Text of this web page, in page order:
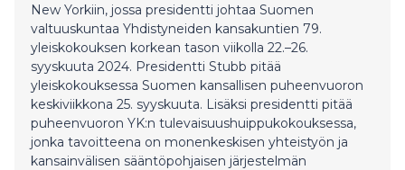
New Yorkiin, jossa presidentti johtaa Suomen
valtuuskuntaa Yhdistyneiden kansakuntien 79.
yleiskokouksen korkean tason viikolla 22.–26.
syyskuuta 2024. Presidentti Stubb pitää
yleiskokouksessa Suomen kansallisen puheenvuoron
keskiviikkona 25. syyskuuta. Lisäksi presidentti pitää
puheenvuoron YK:n tulevaisuushuippukokouksessa,
jonka tavoitteena on monenkeskisen yhteistyön ja
kansainvälisen sääntöpohjaisen järjestelmän